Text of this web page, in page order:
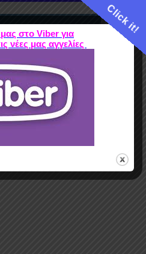
Click it!
στο Viber για
νέες μας αγγελίες